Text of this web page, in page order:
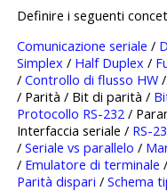
Definire i seguenti
Comunicazione seriale /
Simplex / Half Duplex /
/Controllo di flusso HW
/ Parità / Bit di parità /
Protocollo RS-232 /
Interfaccia seriale / RS-
/Seriale vs parallelo /
/ Emulatore di terminale
Parità dispari /Schema